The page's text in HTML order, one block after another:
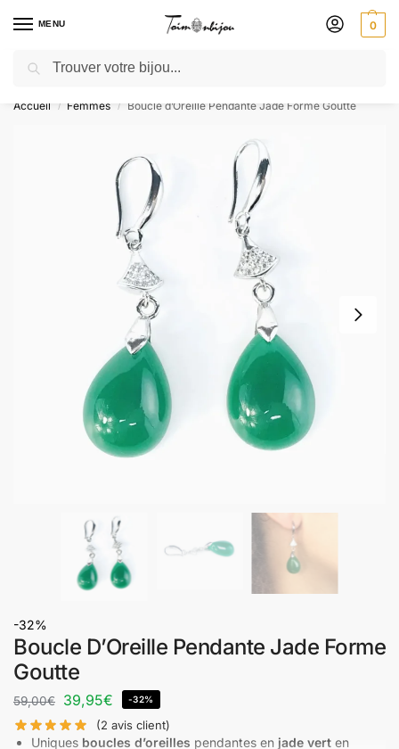
MENU 0
🎁 SOLDES SOLDES : jusqu’à -30 % ! GRAVURE OFFERTE – Livré 48h
Accueil / Femmes / Boucle d’Oreille Pendante Jade Forme Goutte
-32%
Boucle D’Oreille Pendante Jade Forme
Goutte
59,00€ 39,95€ -32%
(2 avis client)
Uniques boucles d’oreilles pendantes en jade vert en